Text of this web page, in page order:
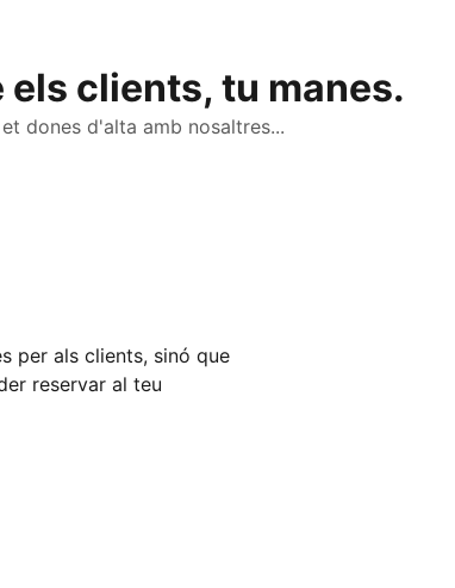
els clients, tu manes.
dones d'alta amb nosaltres...
per als clients, sinó que
reservar al teu